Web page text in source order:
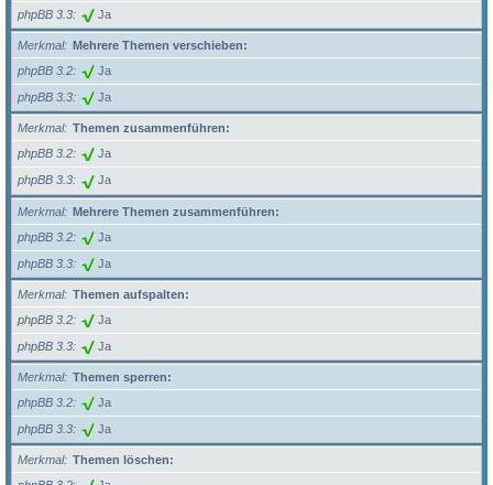
phpBB 3.3 Ja
Merkmal
Mehrere Themen verschieben:
phpBB 3.2
Ja
phpBB 3.3 Ja
Merkmal
Themen zusammenführen:
phpBB 3.2
Ja
phpBB 3.3 Ja
Merkmal
Mehrere Themen zusammenführen:
phpBB 3.2
Ja
phpBB 3.3 Ja
Merkmal
Themen aufspalten:
phpBB 3.2
Ja
phpBB 3.3 Ja
Merkmal
Themen sperren:
phpBB 3.2
Ja
phpBB 3.3 Ja
Merkmal
Themen löschen: